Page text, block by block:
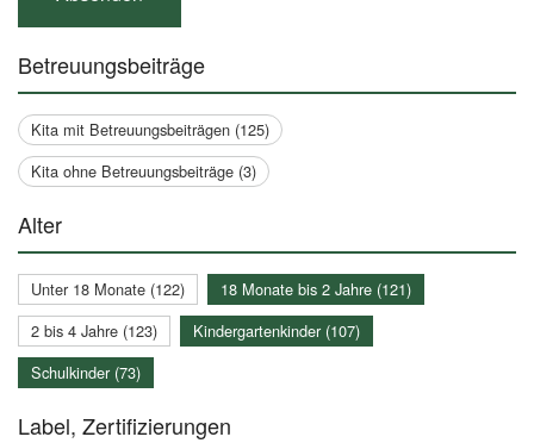
Betreuungsbeiträge
Kita mit Betreuungsbeiträgen (125)
Kita ohne Betreuungsbeiträge (3)
Alter
Unter 18 Monate (122)
18 Monate bis 2 Jahre (121)
2 bis 4 Jahre (123)
Kindergartenkinder (107)
Schulkinder (73)
Label, Zertifizierungen